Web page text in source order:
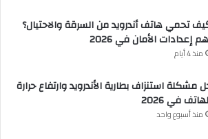
تحمي هاتف أندرويد من السرقة والاحتيال؟
إعدادات الأمان في 2026
منذ 4 أيام
مشكلة استنزاف بطارية الأندرويد وارتفاع حرارة
في 2026
منذ أسبوع واحد